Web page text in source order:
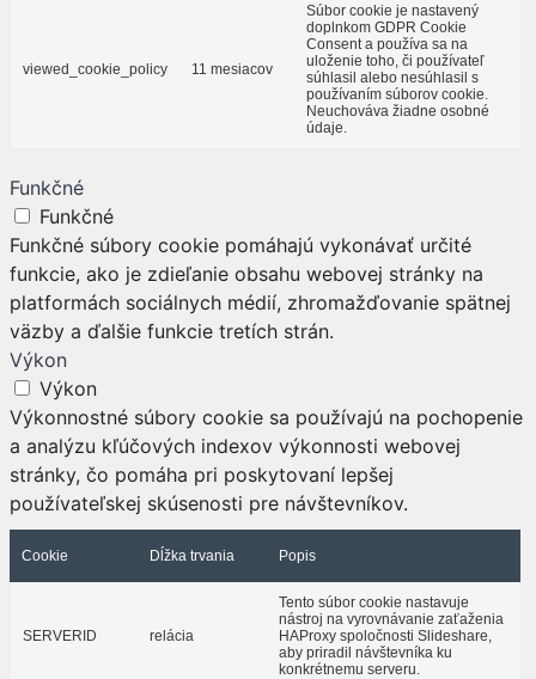
viewed_cookie_policy 11 mesiacov
Súbor cookie je nastavený
doplnkom GDPR Cookie
Consent a používa sa na
uloženie toho, či používateľ
súhlasil alebo nesúhlasil s
používaním súborov cookie.
Neuchováva žiadne osobné
údaje.
Funkčné
Funkčné
Funkčné súbory cookie pomáhajú vykonávať určité
funkcie, ako je zdieľanie obsahu webovej stránky na
platformách sociálnych médií, zhromažďovanie spätnej
väzby a ďalšie funkcie tretích strán.
Výkon
Výkon
Výkonnostné súbory cookie sa používajú na pochopenie
a analýzu kľúčových indexov výkonnosti webovej
stránky, čo pomáha pri poskytovaní lepšej
používateľskej skúsenosti pre návštevníkov.
Cookie Dĺžka trvania Popis
SERVERID relácia
Tento súbor cookie nastavuje
nástroj na vyrovnávanie zaťaženia
HAProxy spoločnosti Slideshare,
aby priradil návštevníka ku
konkrétnemu serveru.